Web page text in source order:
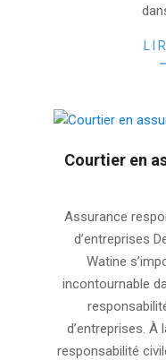
Courtier en
11-
Assurance
d’entreprises
Watine
incontournable
d’entreprises. À
responsabilité